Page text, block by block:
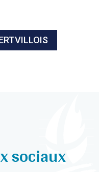
sociaux